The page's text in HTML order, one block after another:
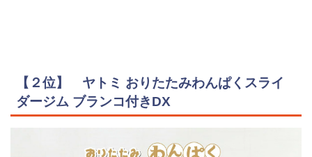
【２位】 ヤトミ おりたたみわんぱくスライ
ダージム ブランコ付きDX